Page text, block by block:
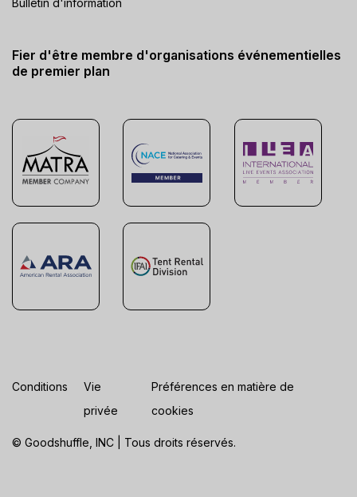
Fier d'être membre d'organisations événementielles
de premier plan
© Goodshuffle, INC | Tous droits réservés.
Conditions
Vie
privée
Préférences en matière de
cookies